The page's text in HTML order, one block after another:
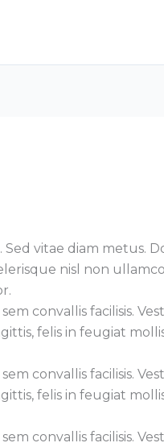
vitae diam metus.
nisl non
convallis facilisis.
felis in feugiat
convallis facilisis.
felis in feugiat
convallis facilisis.